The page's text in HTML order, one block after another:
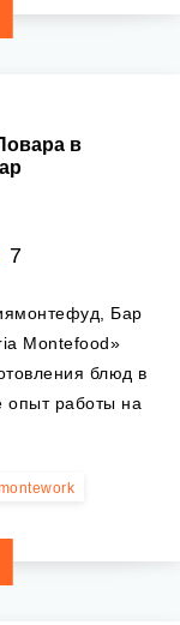
в
7
Бар
Montefood»
блюд в
опыт работы на